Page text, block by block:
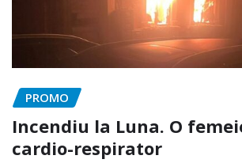
PROMO
Incendiu la Luna. O
cardio-respirator